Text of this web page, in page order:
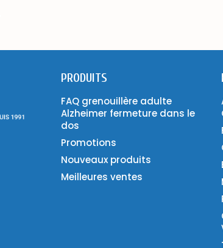
PRODUITS
FAQ grenouillère adulte
Alzheimer fermeture dans le
dos
Promotions
Nouveaux produits
Meilleures ventes